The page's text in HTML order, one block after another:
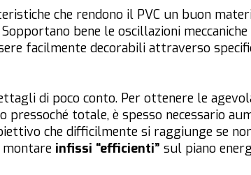
che rendono il PVC un buon
Sopportano bene le oscillazioni
facilmente decorabili attraverso
di poco conto. Per ottenere le
pressoché totale, è spesso necessario
che difficilmente si raggiunge se
montare infissi “efficienti” sul piano